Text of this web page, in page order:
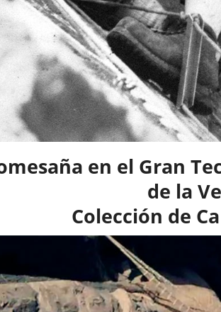
en el Gran
de la
Colección de